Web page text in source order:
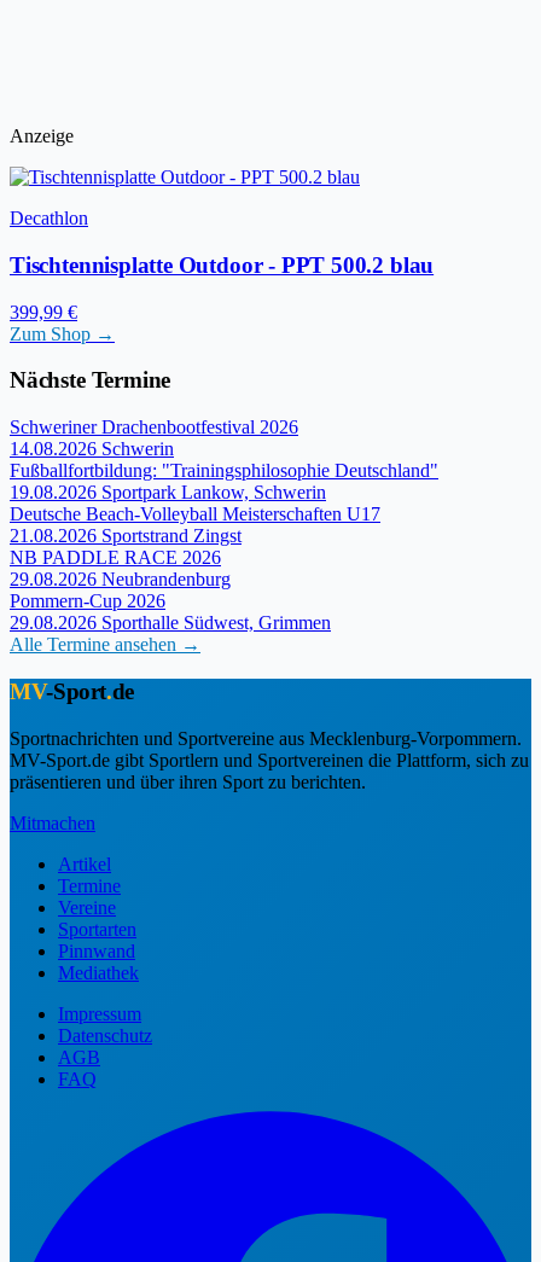
Anzeige
Decathlon
Tischtennisplatte Outdoor - PPT 500.2 blau
399,99 €
Zum Shop →
Nächste Termine
Schweriner Drachenbootfestival 2026
14.08.2026 Schwerin
Fußballfortbildung: "Trainingsphilosophie Deutschland"
19.08.2026 Sportpark Lankow, Schwerin
Deutsche Beach-Volleyball Meisterschaften U17
21.08.2026 Sportstrand Zingst
NB PADDLE RACE 2026
29.08.2026 Neubrandenburg
Pommern-Cup 2026
29.08.2026 Sporthalle Südwest, Grimmen
Alle Termine ansehen →
MV-Sport.de
Sportnachrichten und Sportvereine aus Mecklenburg-Vorpommern.
MV-Sport.de gibt Sportlern und Sportvereinen die Plattform, sich zu
präsentieren und über ihren Sport zu berichten.
Mitmachen
Artikel
Termine
Vereine
Sportarten
Pinnwand
Mediathek
Impressum
Datenschutz
AGB
FAQ